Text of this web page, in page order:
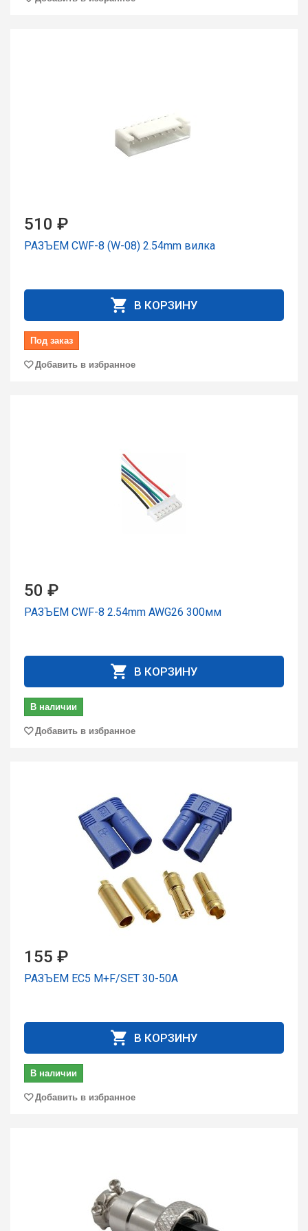
510 ₽
РАЗЪЕМ CWF-8 (W-08) 2.54mm вилка
В КОРЗИНУ
Под заказ
Добавить в избранное
50 ₽
РАЗЪЕМ CWF-8 2.54mm AWG26 300мм
В КОРЗИНУ
В наличии
Добавить в избранное
155 ₽
РАЗЪЕМ EC5 M+F/SET 30-50A
В КОРЗИНУ
В наличии
Добавить в избранное